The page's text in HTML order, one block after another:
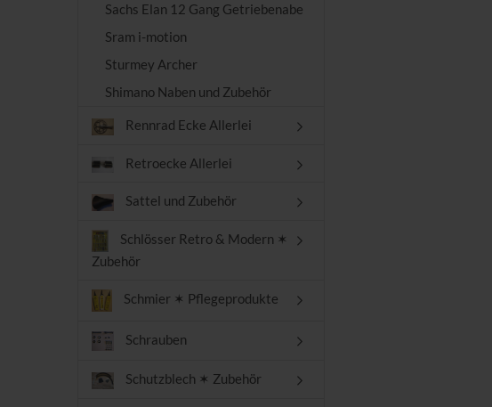
Sachs Elan 12 Gang Getriebenabe
Sram i-motion
Sturmey Archer
Shimano Naben und Zubehör
Rennrad Ecke Allerlei
Retroecke Allerlei
Sattel und Zubehör
Schlösser Retro & Modern ✶
Zubehör
Schmier ✶ Pflegeprodukte
Schrauben
Schutzblech ✶ Zubehör